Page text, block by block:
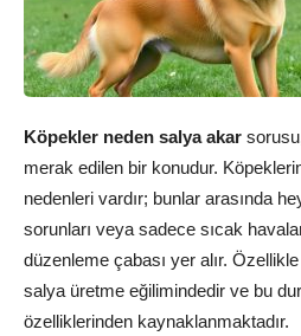
Köpekler neden salya akar
merak edilen bir konudur.
nedenleri vardır; bunlar arasında
sorunları veya sadece sıcak
düzenleme çabası yer alır.
salya üretme eğilimindedir ve bu
özelliklerinden kaynaklanmaktadır.